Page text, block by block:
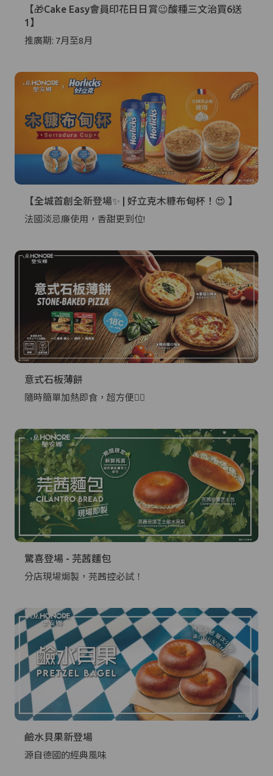
【🎁Cake Easy會員印花日日賞😉酸種三文治買6送
1】
推廣期: 7月至8月
【全城首創全新登場✨ | 好立克木糠布甸杯！😍 】
法國淡忌廉使用，香甜更到位!
意式石板薄餅
隨時簡單加熱即食，超方便👍🏻
驚喜登場 - 芫茜麵包
分店現場焗製，芫茜控必試！
鹼水貝果新登場
源自德國的經典風味